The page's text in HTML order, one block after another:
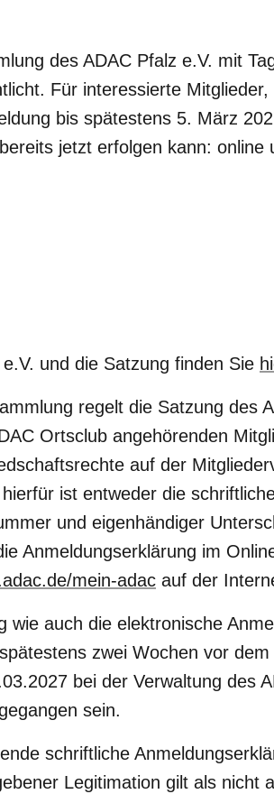
des ADAC Pfalz e.V. mit
Für interessierte
bis spätestens 5. März
jetzt erfolgen kann: online
und die Satzung finden Sie
regelt die Satzung des
Ortsclub angehörenden
auf der
ist entweder die
und eigenhändiger
Anmeldungserklärung im
mein-adac auf der
wie auch die elektronische
zwei Wochen vor dem
bei der Verwaltung des
sein.
schriftliche
Legitimation gilt als nicht